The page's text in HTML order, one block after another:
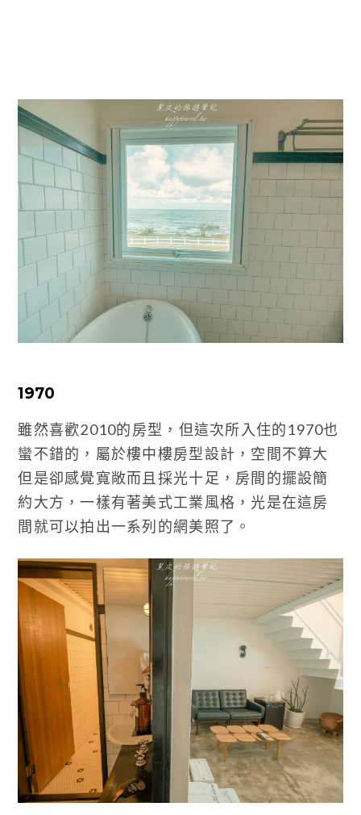
1970
雖然喜歡2010的房型，但這次所入住的1970也
蠻不錯的，屬於樓中樓房型設計，空間不算大
但是卻感覺寬敞而且採光十足，房間的擺設簡
約大方，一樣有著美式工業風格，光是在這房
間就可以拍出一系列的網美照了。